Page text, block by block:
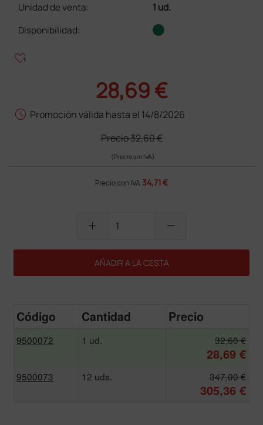
Unidad de venta:
1 ud.
Disponibilidad:
heart_plus
28,69 €
schedule Promoción válida hasta el 14/8/2026
Precio32,60 €
(Precio sin IVA)
Precio con IVA 34,71 €
add remove
AÑADIR A LA CESTA
Código Cantidad Precio
9500072 1 ud. 32,60 €
28,69 €
9500073 12 uds. 347,00 €
305,36 €